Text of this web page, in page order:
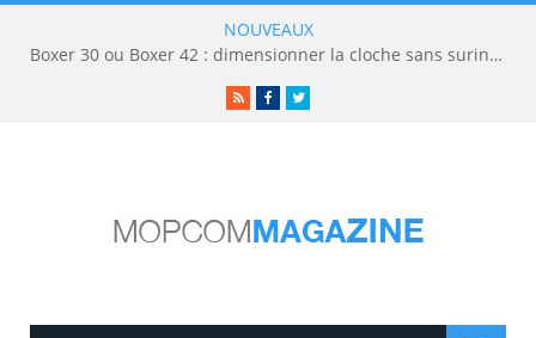
NOUVEAUX
Boxer 30 ou Boxer 42 : dimensionner la cloche sans surinvestir
RSSFacebookTwitter